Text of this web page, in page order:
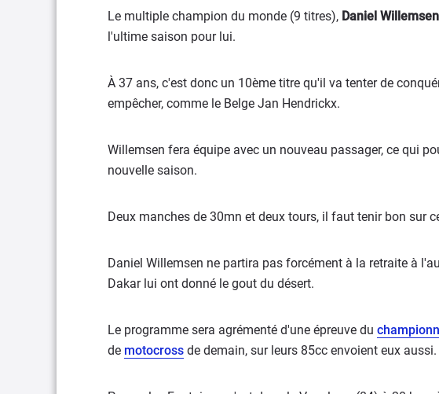
Le multiple champion du monde (9 titres), Daniel Willemsen
l'ultime saison pour lui.
À 37 ans, c'est donc un 10ème titre qu'il va tenter de
empêcher, comme le Belge Jan Hendrickx.
Willemsen fera équipe avec un nouveau passager, ce qui
nouvelle saison.
Deux manches de 30mn et deux tours, il faut tenir bon sur
Daniel Willemsen ne partira pas forcément à la retraite à
Dakar lui ont donné le gout du désert.
Le programme sera agrémenté d'une épreuve du
de motocross de demain, sur leurs 85cc envoient eux aussi.